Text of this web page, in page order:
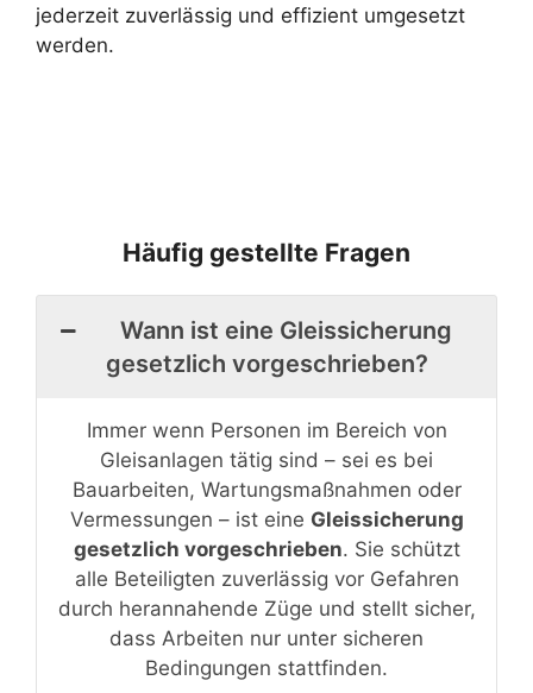
jederzeit zuverlässig und effizient umgesetzt
werden.
Häufig gestellte Fragen
Wann ist eine Gleissicherung
gesetzlich vorgeschrieben?
Immer wenn Personen im Bereich von
Gleisanlagen tätig sind – sei es bei
Bauarbeiten, Wartungsmaßnahmen oder
Vermessungen – ist eine Gleissicherung
gesetzlich vorgeschrieben. Sie schützt
alle Beteiligten zuverlässig vor Gefahren
durch herannahende Züge und stellt sicher,
dass Arbeiten nur unter sicheren
Bedingungen stattfinden.